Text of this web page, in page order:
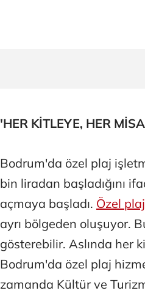
'HER KİTLEYE, HER
Bodrum'da özel plaj
bin liradan başladığını
açmaya başladı. Özel
ayrı bölgeden oluşuyor.
gösterebilir. Aslında her
Bodrum'da özel plaj
zamanda Kültür ve